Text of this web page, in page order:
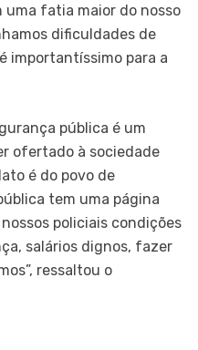
fatia maior do nosso
dificuldades de
importantíssimo para a
pública é um
ofertado à sociedade
é do povo de
tem uma página
policiais condições
salários dignos, fazer
ressaltou o